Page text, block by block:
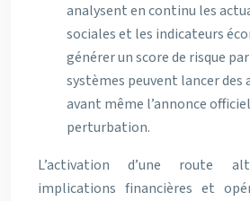
analysent en continu les
sociales et les indicateurs
générer un score de risque
systèmes peuvent lancer
avant même l’annonce
perturbation.
L’activation d’une route
implications financières et